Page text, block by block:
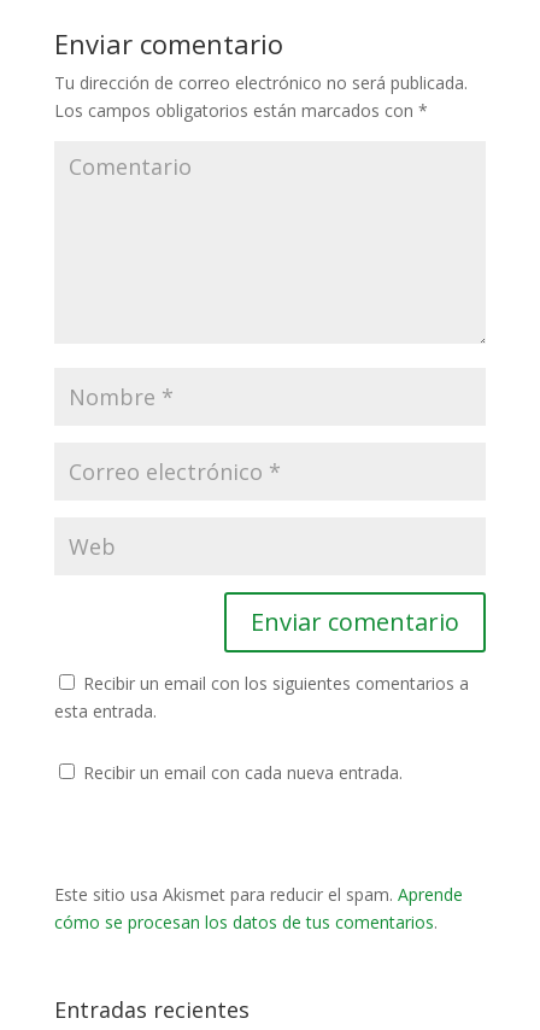
Enviar comentario
Tu dirección de correo electrónico no será publicada.
Los campos obligatorios están marcados con *
Recibir un email con los siguientes comentarios a
esta entrada.
Recibir un email con cada nueva entrada.
Este sitio usa Akismet para reducir el spam. Aprende
cómo se procesan los datos de tus comentarios.
Entradas recientes